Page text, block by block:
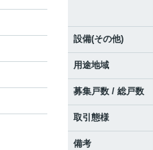
設備(その他)
用途地域
募集戸数 / 総戸数
取引態様
備考